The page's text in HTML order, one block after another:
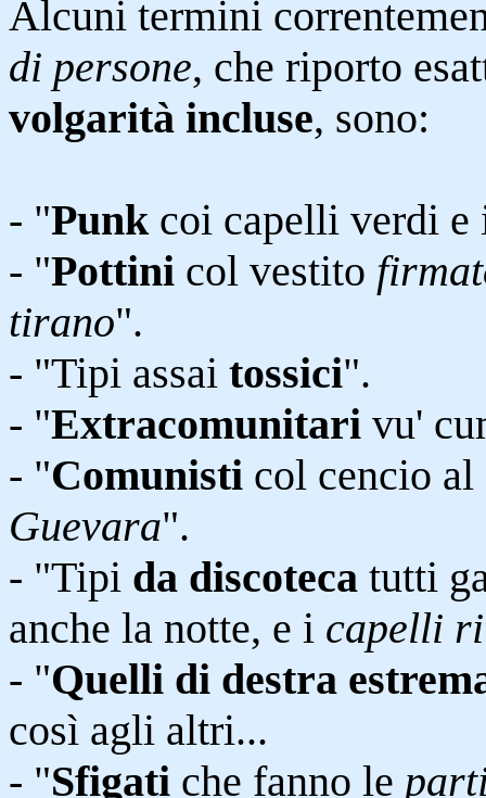
Alcuni termini
di persone, che riporto
volgarità incluse, sono:
- "Punkcoi capelli verdi
- "Pottini col vestito
tirano".
- "Tipi assai tossici".
- "Extracomunitari vu'
- "Comunisti col cencio
Guevara".
- "Tipi da discoteca tutti
anche la notte, e i capelli
- "Quelli di destra
così agli altri...
- "Sfigati che fanno le